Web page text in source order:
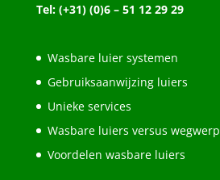
Tel: (+31) (0)6 – 51 12 29 29
Wasbare luier systemen
Gebruiksaanwijzing luiers
Unieke services
Wasbare luiers versus wegwerp
Voordelen wasbare luiers